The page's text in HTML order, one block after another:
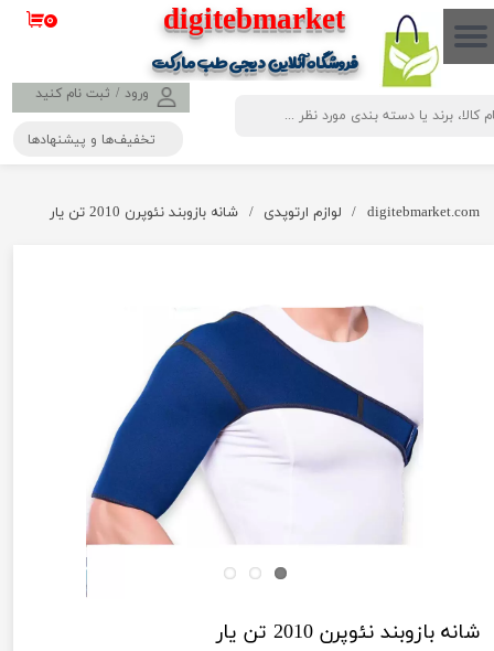
​​​​​​​​digitebmarket
فروشگاه آنلاین دیجی طب مارکت
ورود / ثبت نام کنید
حساب کاربری من
تغییر گذر واژه
۰
تخفیف‌ها و پیشنهادها
digitebmarket.com لوازم ارتوپدی شانه بازوبند نئوپرن 2010 تن یار
شانه بازوبند نئوپرن 2010 تن یار